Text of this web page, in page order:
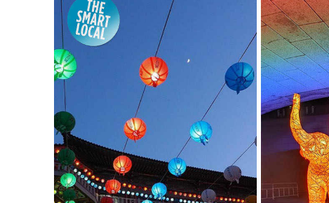
mọi người từ mọi giáo phái và tín ngưỡng
bỏ qua khi du lịch Hàn Quốc vào mùa xuân.